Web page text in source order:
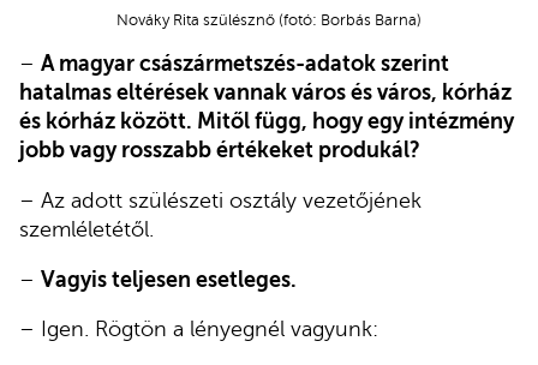
Nováky Rita szülésznő (fotó: Borbás Barna)
– A magyar császármetszés-adatok szerint
hatalmas eltérések vannak város és város, kórház
és kórház között. Mitől függ, hogy egy intézmény
jobb vagy rosszabb értékeket produkál?
– Az adott szülészeti osztály vezetőjének
szemléletétől.
– Vagyis teljesen esetleges.
– Igen. Rögtön a lényegnél vagyunk: